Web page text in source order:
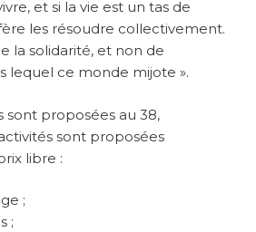
et si la vie est un tas de
les résoudre collectivement.
la solidarité, et non de
lequel ce monde mijote ».
sont proposées au 38,
sont proposées
libre :
;
;